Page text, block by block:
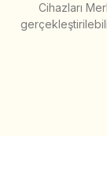
Cihazları